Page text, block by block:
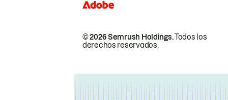
© 2026 Semrush Holdings.Todos los
derechos reservados.